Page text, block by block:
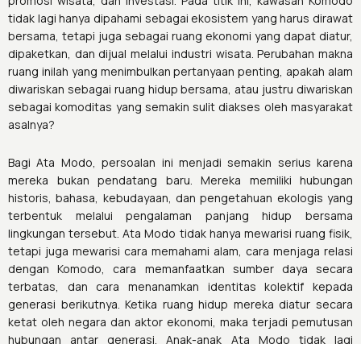
tidak lagi hanya dipahami sebagai ekosistem yang harus dirawat
bersama, tetapi juga sebagai ruang ekonomi yang dapat diatur,
dipaketkan, dan dijual melalui industri wisata. Perubahan makna
ruang inilah yang menimbulkan pertanyaan penting, apakah alam
diwariskan sebagai ruang hidup bersama, atau justru diwariskan
sebagai komoditas yang semakin sulit diakses oleh masyarakat
asalnya?
Bagi Ata Modo, persoalan ini menjadi semakin serius karena
mereka bukan pendatang baru. Mereka memiliki hubungan
historis, bahasa, kebudayaan, dan pengetahuan ekologis yang
terbentuk melalui pengalaman panjang hidup bersama
lingkungan tersebut. Ata Modo tidak hanya mewarisi ruang fisik,
tetapi juga mewarisi cara memahami alam, cara menjaga relasi
dengan Komodo, cara memanfaatkan sumber daya secara
terbatas, dan cara menanamkan identitas kolektif kepada
generasi berikutnya. Ketika ruang hidup mereka diatur secara
ketat oleh negara dan aktor ekonomi, maka terjadi pemutusan
hubungan antar generasi. Anak-anak Ata Modo tidak lagi